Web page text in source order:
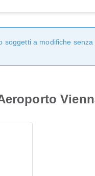
a modifiche senza